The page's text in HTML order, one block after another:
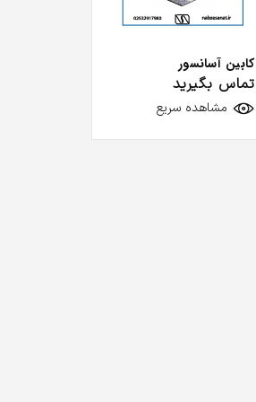
کابین آسانسور
تماس بگیرید
مشاهده سریع